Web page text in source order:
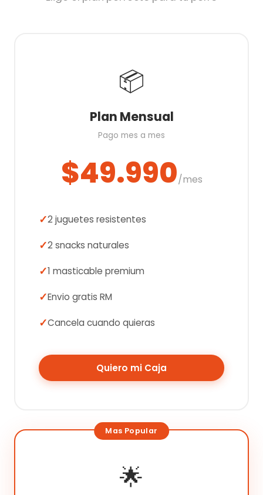
📦
Plan Mensual
Pago mes a mes
$49.990/mes
2 juguetes resistentes
2 snacks naturales
1 masticable premium
Envio gratis RM
Cancela cuando quieras
Quiero mi Caja
🌟